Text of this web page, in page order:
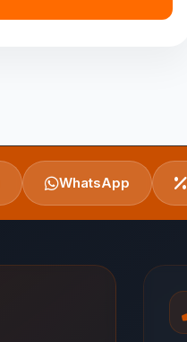
WhatsApp